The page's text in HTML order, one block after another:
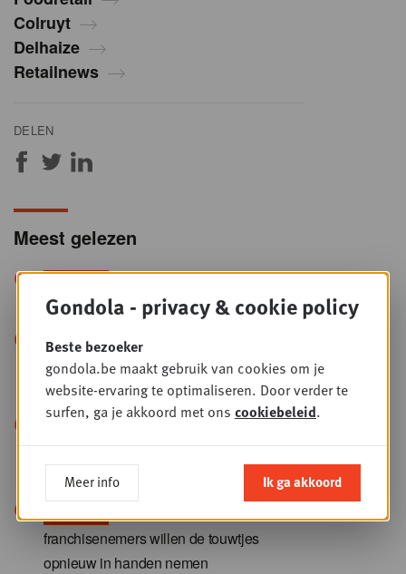
Colruyt
Delhaize
Retailnews
DELEN
Meest gelezen
+
Waarom dierenvoeding onder
druk staat ondanks premiumisering
+ PLUS
Van brokken naar
gezondheidsproduct: ondergaat
dierenvoeding een revolutie?
+
“Retailmedia wekken de
in verkoop”
+
franchisenemers willen de touwtjes
opnieuw in handen nemen
Gondola - privacy & cookie policy
Beste bezoeker
gondola.be maakt gebruik van cookies om je
website-ervaring te optimaliseren. Door verder te
surfen, ga je akkoord met ons cookiebeleid.
Meer info Ik ga akkoord